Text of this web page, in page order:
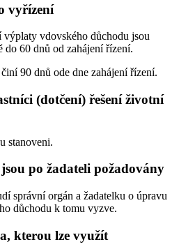
vyřízení
vdovského důchodu jsou
60 dnů od zahájení řízení.
90 dnů ode dne zahájení řízení.
(dotčení) řešení životní
stanoveni.
po žadateli požadovány
správní orgán a žadatelku o úpravu
důchodu k tomu vyzve.
kterou lze využít